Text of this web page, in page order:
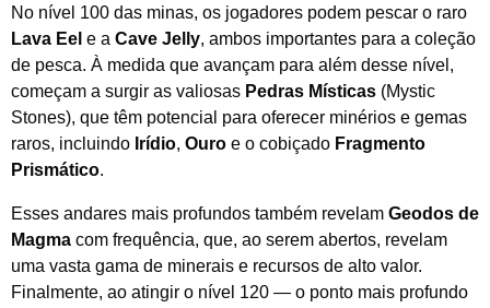
No nível 100 das minas, os jogadores podem pescar o raro
Lava Eel e a Cave Jelly, ambos importantes para a coleção
de pesca. À medida que avançam para além desse nível,
começam a surgir as valiosas Pedras Místicas (Mystic
Stones), que têm potencial para oferecer minérios e gemas
raros, incluindo Irídio, Ouro e o cobiçado Fragmento
Prismático.
Esses andares mais profundos também revelam Geodos de
Magma com frequência, que, ao serem abertos, revelam
uma vasta gama de minerais e recursos de alto valor.
Finalmente, ao atingir o nível 120 — o ponto mais profundo